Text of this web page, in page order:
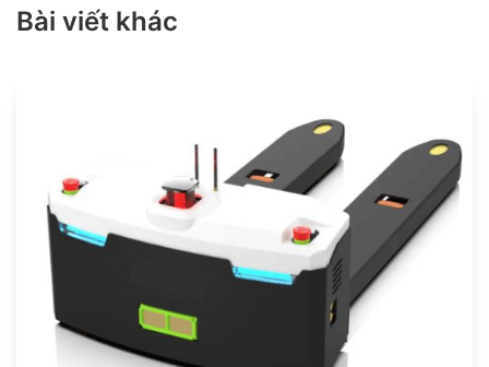
Bài viết khác